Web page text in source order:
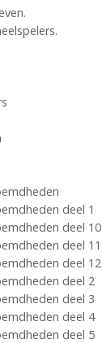
deel 1
deel 10
deel 11
deel 12
deel 2
deel 3
deel 4
deel 5